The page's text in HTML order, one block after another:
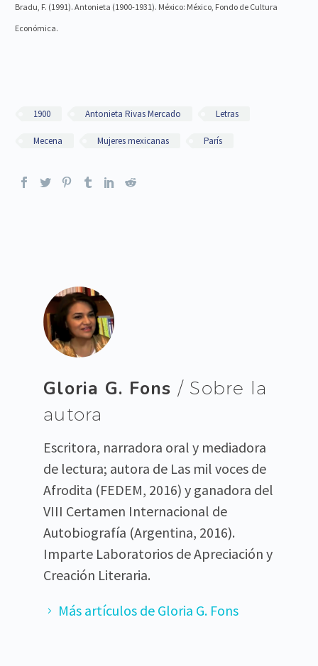
Bradu, F. (1991). Antonieta (1900-1931). México: México, Fondo de Cultura
Económica.
1900 Antonieta Rivas Mercado Letras
Mecena Mujeres mexicanas París
Gloria G. Fons / Sobre la
autora
Escritora, narradora oral y mediadora
de lectura; autora de Las mil voces de
Afrodita (FEDEM, 2016) y ganadora del
VIII Certamen Internacional de
Autobiografía (Argentina, 2016).
Imparte Laboratorios de Apreciación y
Creación Literaria.
Más artículos de Gloria G. Fons